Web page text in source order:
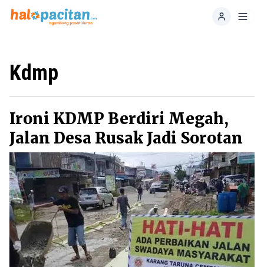
Home
Kdmp
Ironi KDMP Berdiri Megah,
Jalan Desa Rusak Jadi Sorotan